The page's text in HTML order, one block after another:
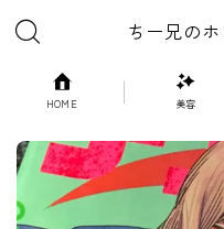
ちー兄の
MENU
美容
ライフスタイル
HOME 美容